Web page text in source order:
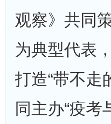
观察》共同
为典型代表
打造“带不走
同主办“疫